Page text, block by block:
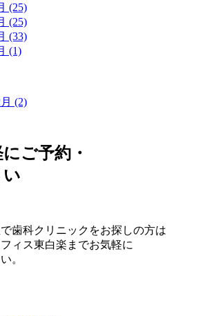
(25)
(25)
(33)
(1)
(2)
ご予約・
歯科クリニックをお探しの方は
ィス東白楽までお気軽に
。